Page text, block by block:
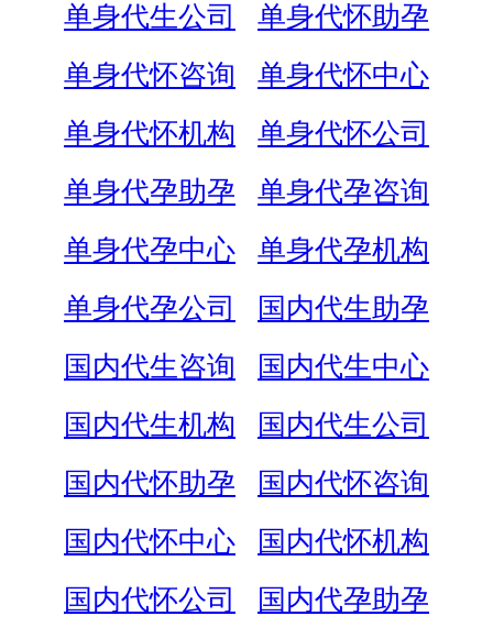
单身代生公司
单身代怀助孕
单身代怀咨询
单身代怀中心
单身代怀机构
单身代怀公司
单身代孕助孕
单身代孕咨询
单身代孕中心
单身代孕机构
单身代孕公司
国内代生助孕
国内代生咨询
国内代生中心
国内代生机构
国内代生公司
国内代怀助孕
国内代怀咨询
国内代怀中心
国内代怀机构
国内代怀公司
国内代孕助孕